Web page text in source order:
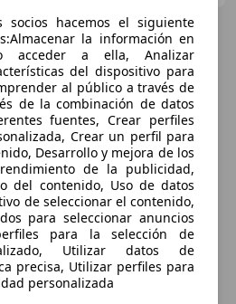
socios hacemos el siguiente
la información en
acceder a ella, Analizar
del dispositivo para
al público a través de
de la combinación de datos
fuentes, Crear perfiles
Crear un perfil para
Desarrollo y mejora de los
de la publicidad,
del contenido, Uso de datos
de seleccionar el contenido,
para seleccionar anuncios
para la selección de
Utilizar datos de
precisa, Utilizar perfiles para
personalizada